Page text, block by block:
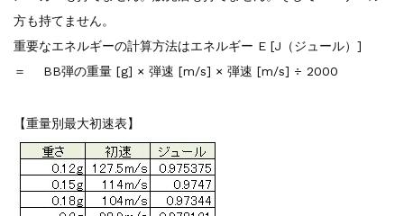
方も持てません。
重要なエネルギーの計算方法はエネルギー E [J（ジュール）]
＝ BB弾の重量 [g] × 弾速 [m/s] × 弾速 [m/s] ÷ 2000
【重量別最大初速表】